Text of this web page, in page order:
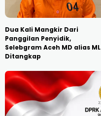
Dua Kali Mangkir Dari
Panggilan Penyidik,
Selebgram Aceh MD alias ML
Ditangkap